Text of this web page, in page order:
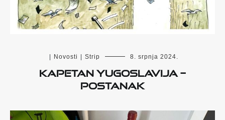
Novosti Strip 8. srpnja 2024.
KAPETAN YUGOSLAVIJA –
POSTANAK